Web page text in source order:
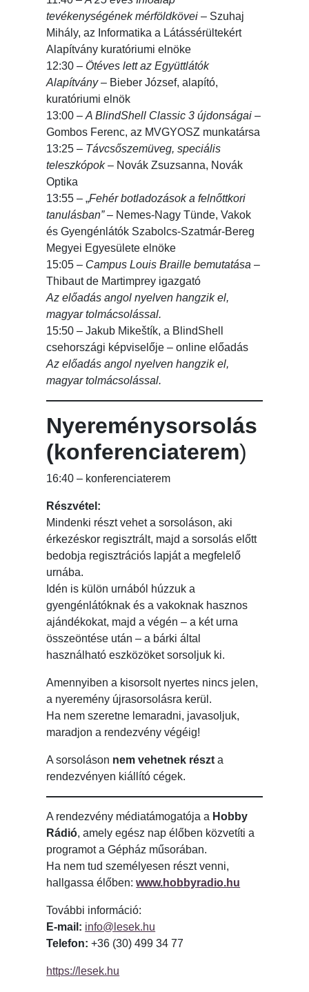
tevékenységének mérföldkövei – Szuhaj
Mihály, az Informatika a Látássérültekért
Alapítvány kuratóriumi elnöke
12:30 – Ötéves lett az Együttlátók
Alapítvány– Bieber József, alapító,
kuratóriumi elnök
13:00 –A BlindShell Classic 3 újdonságai –
Gombos Ferenc, az MVGYOSZ munkatársa
13:25 – Távcsőszemüveg, speciális
teleszkópok– Novák Zsuzsanna, Novák
Optika
13:55 – „Fehér botladozások a felnőttkori
tanulásban”– Nemes-Nagy Tünde, Vakok
és Gyengénlátók Szabolcs-Szatmár-Bereg
Megyei Egyesülete elnöke
15:05 – Campus Louis Braille bemutatása –
Thibaut de Martimprey igazgató
Az előadás angol nyelven hangzik el,
magyar tolmácsolással.
15:50 – Jakub Mikeštík, a BlindShell
csehországi képviselője – online előadás
Az előadás angol nyelven hangzik el,
magyar tolmácsolással.
Nyereménysorsolás
(konferenciaterem)
16:40 – konferenciaterem
Részvétel:
Mindenki részt vehet a sorsoláson, aki
érkezéskor regisztrált, majd a sorsolás előtt
bedobja regisztrációs lapját a megfelelő
urnába.
Idén is külön urnából húzzuk a
gyengénlátóknak és a vakoknak hasznos
ajándékokat, majd a végén – a két urna
összeöntése után – a bárki által
használható eszközöket sorsoljuk ki.
Amennyiben a kisorsolt nyertes nincs jelen,
a nyeremény újrasorsolásra kerül.
Ha nem szeretne lemaradni, javasoljuk,
maradjon a rendezvény végéig!
A sorsoláson nem vehetnek részta
rendezvényen kiállító cégek.
A rendezvény médiatámogatója a Hobby
Rádió, amely egész nap élőben közvetíti a
programot a Gépház műsorában.
Ha nem tud személyesen részt venni,
hallgassa élőben:www.hobbyradio.hu
További információ:
E-mail: info@lesek.hu
Telefon: +36 (30) 499 34 77
https://lesek.hu